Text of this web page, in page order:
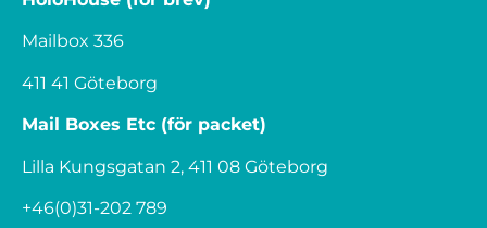
Mailbox 336
411 41 Göteborg
Mail Boxes Etc (för packet)
Lilla Kungsgatan 2, 411 08 Göteborg
+46(0)31-202 789